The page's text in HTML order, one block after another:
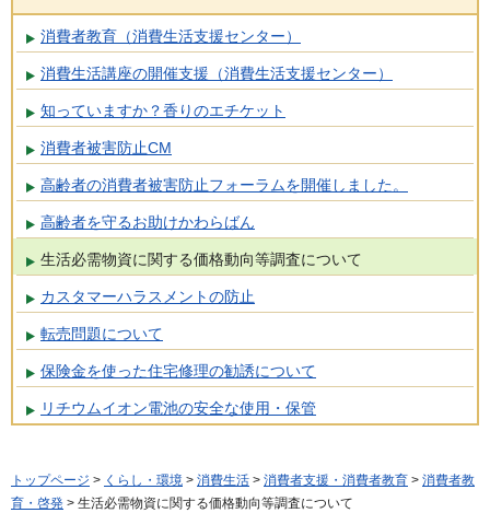
消費者教育（消費生活支援センター）
消費生活講座の開催支援（消費生活支援センター）
知っていますか？香りのエチケット
消費者被害防止CM
高齢者の消費者被害防止フォーラムを開催しました。
高齢者を守るお助けかわらばん
生活必需物資に関する価格動向等調査について
カスタマーハラスメントの防止
転売問題について
保険金を使った住宅修理の勧誘について
リチウムイオン電池の安全な使用・保管
トップページ > くらし・環境 > 消費生活 > 消費者支援・消費者教育 > 消費者教
育・啓発 > 生活必需物資に関する価格動向等調査について